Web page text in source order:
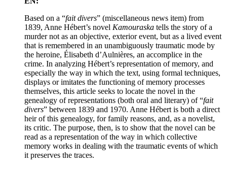
Based on a “fait divers” (miscellaneous news item) from
1839, Anne Hébert’s novel Kamouraska tells the story of a
murder not as an objective, exterior event, but as a lived event
that is remembered in an unambiguously traumatic mode by
the heroine, Élisabeth d’Aulnières, an accomplice in the
crime. In analyzing Hébert’s representation of memory, and
especially the way in which the text, using formal techniques,
displays or imitates the functioning of memory processes
themselves, this article seeks to locate the novel in the
genealogy of representations (both oral and literary) of “fait
divers” between 1839 and 1970. Anne Hébert is both a direct
heir of this genealogy, for family reasons, and, as a novelist,
its critic. The purpose, then, is to show that the novel can be
read as a representation of the way in which collective
memory works in dealing with the traumatic events of which
it preserves the traces.